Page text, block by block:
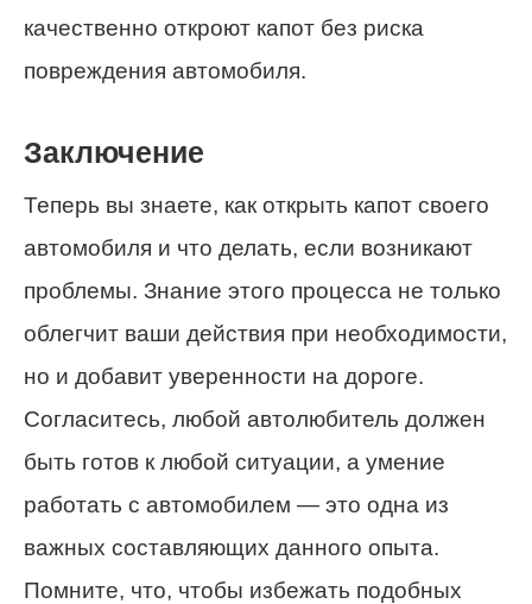
качественно откроют капот без риска
повреждения автомобиля.
Заключение
Теперь вы знаете, как открыть капот своего
автомобиля и что делать, если возникают
проблемы. Знание этого процесса не только
облегчит ваши действия при необходимости,
но и добавит уверенности на дороге.
Согласитесь, любой автолюбитель должен
быть готов к любой ситуации, а умение
работать с автомобилем — это одна из
важных составляющих данного опыта.
Помните, что, чтобы избежать подобных